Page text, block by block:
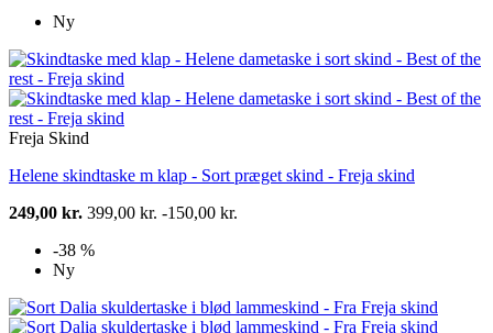
Ny
Freja Skind
Helene skindtaske m klap - Sort præget skind - Freja skind
249,00 kr. 399,00 kr. -150,00 kr.
-38 %
Ny